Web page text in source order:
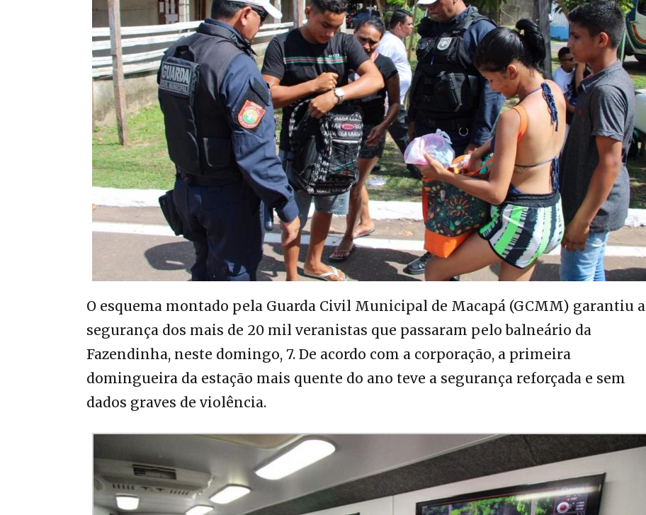
O esquema montado pela Guarda Civil Municipal de Macapá (GCMM) garantiu a
segurança dos mais de 20 mil veranistas que passaram pelo balneário da
Fazendinha, neste domingo, 7. De acordo com a corporação, a primeira
domingueira da estação mais quente do ano teve a segurança reforçada e sem
dados graves de violência.